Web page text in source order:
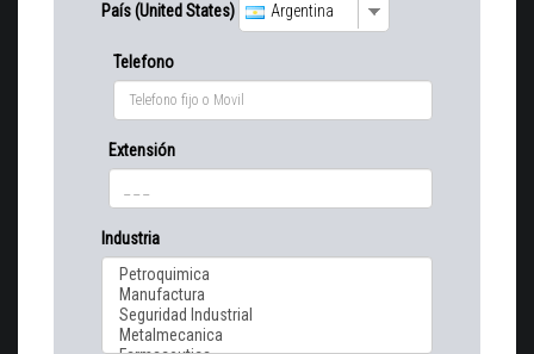
País (United States) Argentina
Telefono
Extensión
Industria